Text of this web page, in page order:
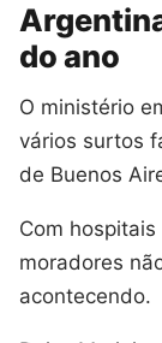
do ano
O ministério
vários surtos
de Buenos
Com
moradores
acontecendo.